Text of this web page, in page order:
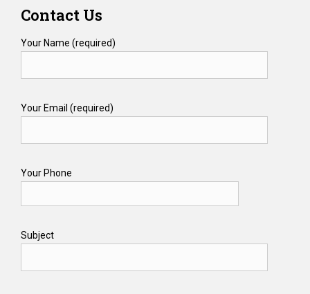
Contact Us
Your Name (required)
Your Email (required)
Your Phone
Subject